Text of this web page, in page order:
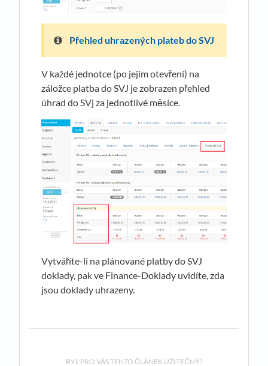
Přehled uhrazených plateb do SVJ
V každé jednotce (po jejím otevření) na
záložce platba do SVJ je zobrazen přehled
úhrad do SVj za jednotlivé měsíce.
Vytváříte-li na plánované platby do SVJ
doklady, pak ve Finance-Doklady uvidíte, zda
jsou doklady uhrazeny.
BYL PRO VÁS TENTO ČLÁNEK UŽITEČNÝ?